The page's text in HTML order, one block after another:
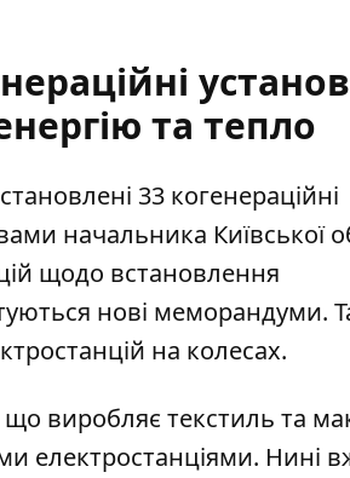
та тепло
33 когенераційні
начальника Київської
щодо встановлення
нові меморандуми.
на колесах.
виробляє текстиль та
електростанціями. Нині